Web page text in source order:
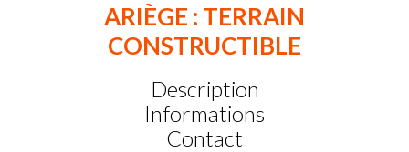
ARIÈGE : TERRAIN
CONSTRUCTIBLE
Description
Informations
Contact